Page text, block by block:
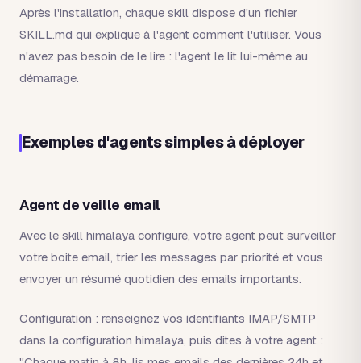
Après l'installation, chaque skill dispose d'un fichier
SKILL.md qui explique à l'agent comment l'utiliser. Vous
n'avez pas besoin de le lire : l'agent le lit lui-même au
démarrage.
Exemples d'agents simples à déployer
Agent de veille email
Avec le skill himalaya configuré, votre agent peut surveiller
votre boite email, trier les messages par priorité et vous
envoyer un résumé quotidien des emails importants.
Configuration : renseignez vos identifiants IMAP/SMTP
dans la configuration himalaya, puis dites à votre agent :